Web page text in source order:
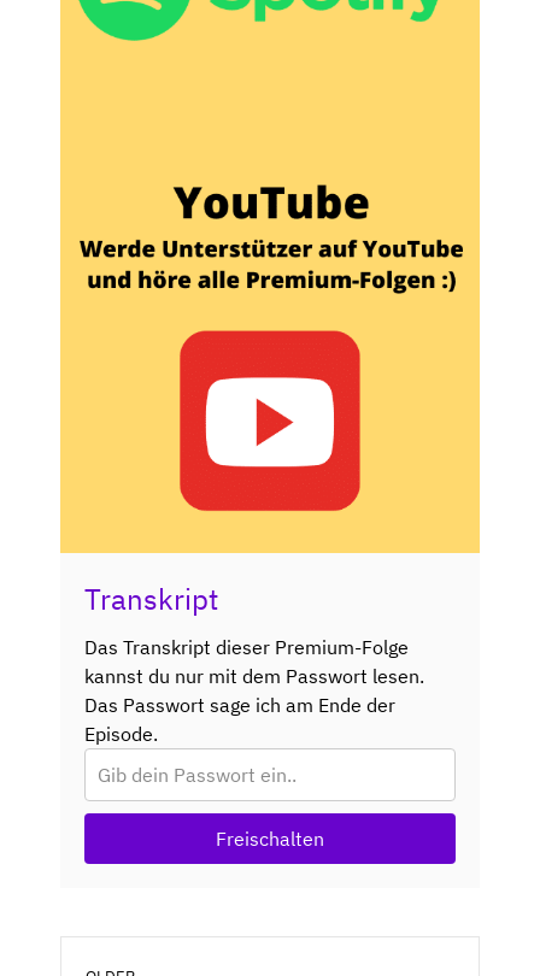
Transkript
Das Transkript dieser Premium-Folge
kannst du nur mit dem Passwort lesen.
Das Passwort sage ich am Ende der
Episode.
Freischalten